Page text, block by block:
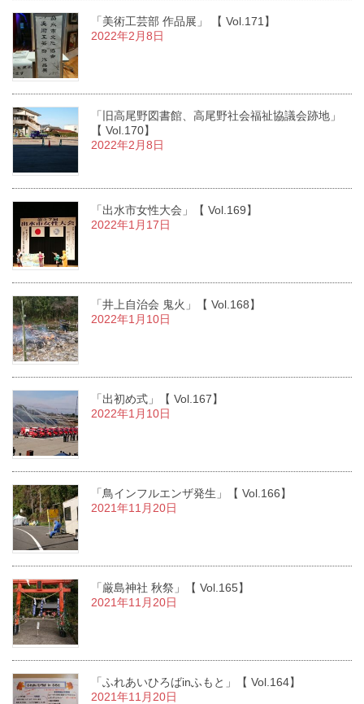
「美術工芸部 作品展」 【 Vol.171】
2022年2月8日
「旧高尾野図書館、高尾野社会福祉協議会跡地」
【 Vol.170】
2022年2月8日
「出水市女性大会」【 Vol.169】
2022年1月17日
「井上自治会 鬼火」【 Vol.168】
2022年1月10日
「出初め式」【 Vol.167】
2022年1月10日
「鳥インフルエンザ発生」【 Vol.166】
2021年11月20日
「厳島神社 秋祭」【 Vol.165】
2021年11月20日
「ふれあいひろばinふもと」【 Vol.164】
2021年11月20日